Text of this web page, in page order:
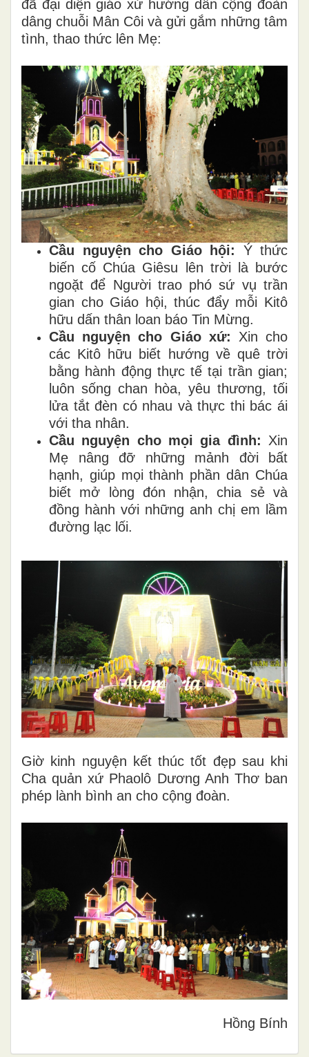
đã đại diện giáo xứ hướng dẫn cộng đoàn
dâng chuỗi Mân Côi và gửi gắm những tâm
tình, thao thức lên Mẹ:
Cầu nguyện cho Giáo hội: Ý thức
biến cố Chúa Giêsu lên trời là bước
ngoặt để Người trao phó sứ vụ trần
gian cho Giáo hội, thúc đẩy mỗi Kitô
hữu dấn thân loan báo Tin Mừng.
Cầu nguyện cho Giáo xứ: Xin cho
các Kitô hữu biết hướng về quê trời
bằng hành động thực tế tại trần gian;
luôn sống chan hòa, yêu thương, tối
lửa tắt đèn có nhau và thực thi bác ái
với tha nhân.
Cầu nguyện cho mọi gia đình: Xin
Mẹ nâng đỡ những mảnh đời bất
hạnh, giúp mọi thành phần dân Chúa
biết mở lòng đón nhận, chia sẻ và
đồng hành với những anh chị em lầm
đường lạc lối.
Giờ kinh nguyện kết thúc tốt đẹp sau khi
Cha quản xứ Phaolô Dương Anh Thơ ban
phép lành bình an cho cộng đoàn.
Hồng Bính